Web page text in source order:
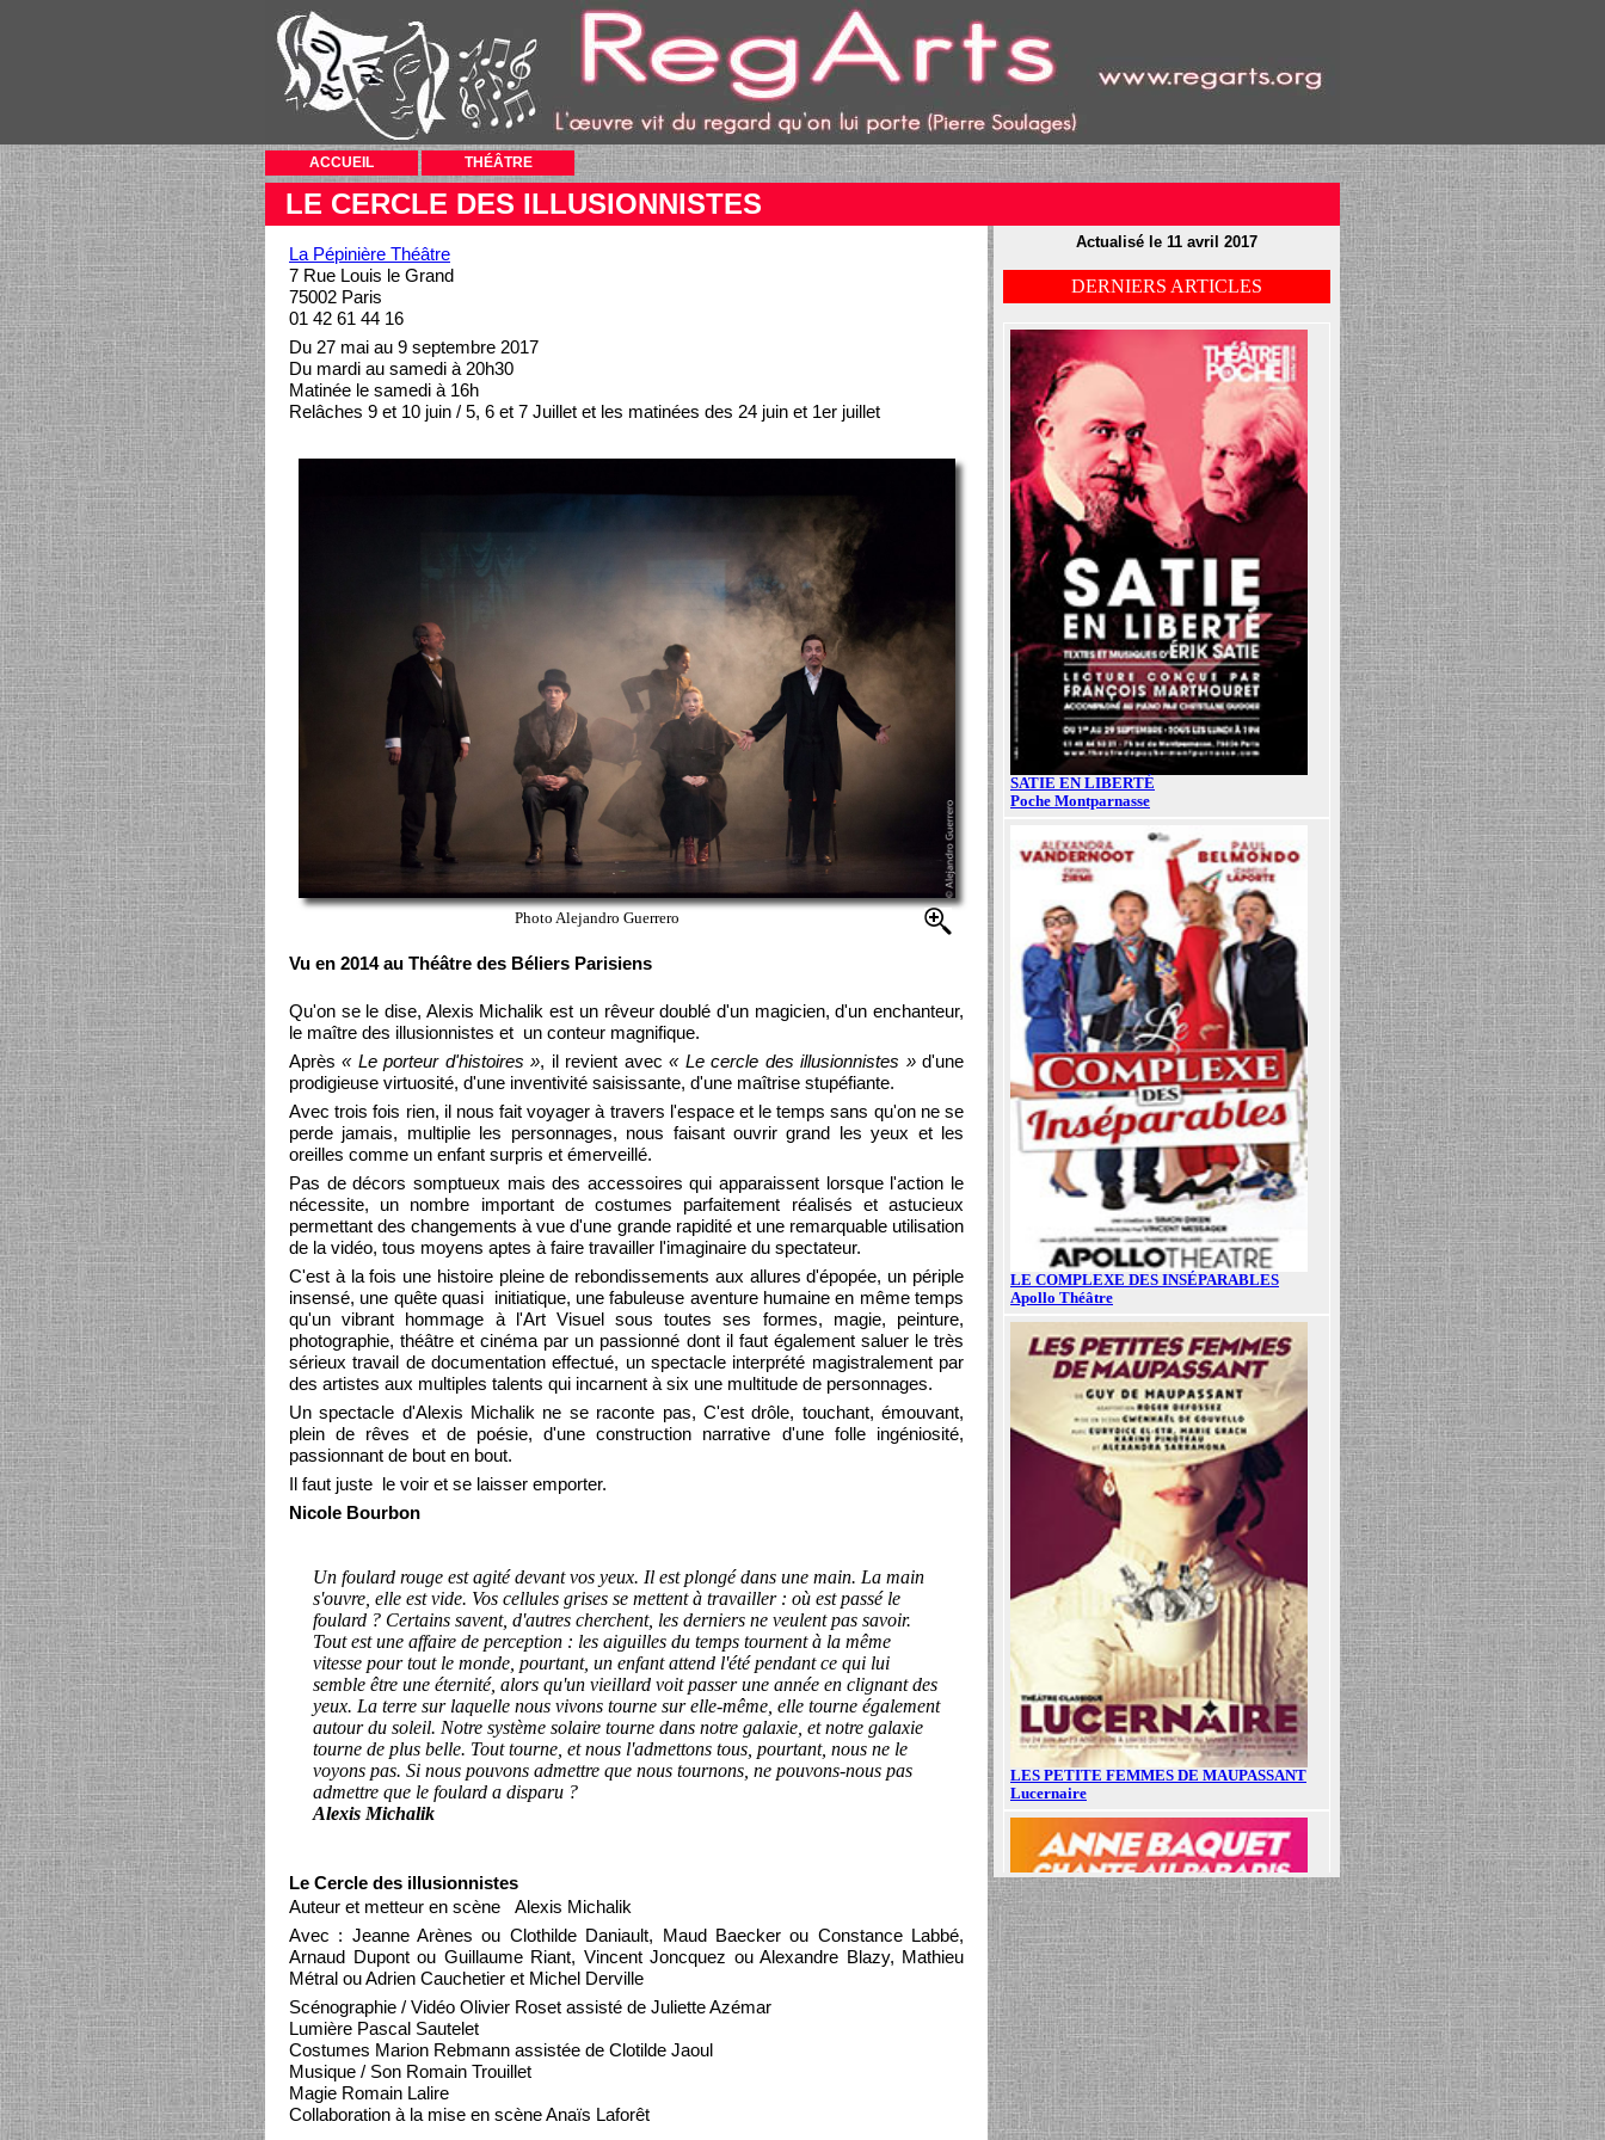
ACCUEIL THÉÂTRE
LE CERCLE DES ILLUSIONNISTES
La Pépinière Théâtre
7 Rue Louis le Grand
75002 Paris
01 42 61 44 16
Du 27 mai au 9 septembre 2017
Du mardi au samedi à 20h30
Matinée le samedi à 16h
Relâches 9 et 10 juin / 5, 6 et 7 Juillet et les matinées des 24 juin et 1er juillet
Photo Alejandro Guerrero
Vu en 2014 au Théâtre des Béliers Parisiens
Qu'on se le dise, Alexis Michalik est un rêveur doublé d'un magicien, d'un enchanteur,
le maître des illusionnistes et un conteur magnifique.
Après« Le porteur d'histoires », il revient avec« Le cercle des illusionnistes »d'une
prodigieuse virtuosité, d'une inventivité saisissante, d'une maîtrise stupéfiante.
Avec trois fois rien, il nous fait voyager à travers l'espace et le temps sans qu'on ne se
perde jamais, multiplie les personnages, nous faisant ouvrir grand les yeux et les
oreilles comme un enfant surpris et émerveillé.
Pas de décors somptueux mais des accessoires qui apparaissent lorsque l'action le
nécessite, un nombre important de costumes parfaitement réalisés et astucieux
permettant des changements à vue d'une grande rapidité et une remarquable utilisation
de la vidéo, tous moyens aptes à faire travailler l'imaginaire du spectateur.
C'est à la fois une histoire pleine de rebondissements aux allures d'épopée, un périple
insensé, une quête quasi initiatique, une fabuleuse aventure humaine en même temps
qu'un vibrant hommage à l'Art Visuel sous toutes ses formes, magie, peinture,
photographie, théâtre et cinéma par un passionné dont il faut également saluer le très
sérieux travail de documentation effectué, un spectacle interprété magistralement par
des artistes aux multiples talents qui incarnent à six une multitude de personnages.
Un spectacle d'Alexis Michalik ne se raconte pas, C'est drôle, touchant, émouvant,
plein de rêves et de poésie, d'une construction narrative d'une folle ingéniosité,
passionnant de bout en bout.
Il faut juste le voir et se laisser emporter.
Nicole Bourbon
Un foulard rouge est agité devant vos yeux. Il est plongé dans une main. La main
s'ouvre, elle est vide. Vos cellules grises se mettent à travailler : où est passé le
foulard ? Certains savent, d'autres cherchent, les derniers ne veulent pas savoir.
Tout est une affaire de perception : les aiguilles du temps tournent à la même
vitesse pour tout le monde, pourtant, un enfant attend l'été pendant ce qui lui
semble être une éternité, alors qu'un vieillard voit passer une année en clignant des
yeux. La terre sur laquelle nous vivons tourne sur elle-même, elle tourne également
autour du soleil. Notre système solaire tourne dans notre galaxie, et notre galaxie
tourne de plus belle. Tout tourne, et nous l'admettons tous, pourtant, nous ne le
voyons pas. Si nous pouvons admettre que nous tournons, ne pouvons-nous pas
admettre que le foulard a disparu ?
Alexis Michalik
Le Cercle des illusionnistes
Auteur et metteur en scène Alexis Michalik
Avec : Jeanne Arènes ou Clothilde Daniault, Maud Baecker ou Constance Labbé,
Arnaud Dupont ou Guillaume Riant, Vincent Joncquez ou Alexandre Blazy, Mathieu
Métral ou Adrien Cauchetier et Michel Derville
Scénographie / Vidéo Olivier Roset assisté de Juliette Azémar
Lumière Pascal Sautelet
Costumes Marion Rebmann assistée de Clotilde Jaoul
Musique / Son Romain Trouillet
Magie Romain Lalire
Collaboration à la mise en scène Anaïs Laforêt
Actualisé le 11 avril 2017